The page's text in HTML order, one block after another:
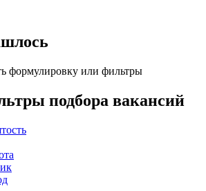
формулировку или фильтры
подбора вакансий